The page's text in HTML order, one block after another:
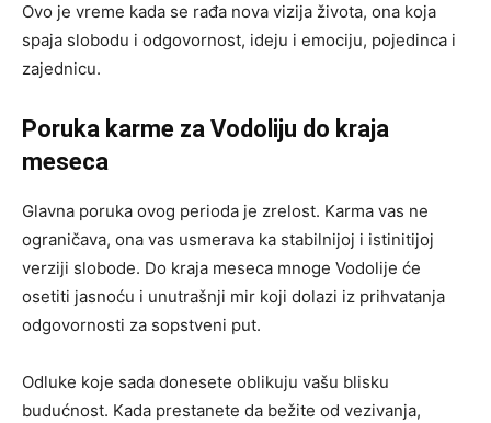
Ovo je vreme kada se rađa nova vizija života, ona koja
spaja slobodu i odgovornost, ideju i emociju, pojedinca i
zajednicu.
Poruka karme za Vodoliju do kraja
meseca
Glavna poruka ovog perioda je zrelost. Karma vas ne
ograničava, ona vas usmerava ka stabilnijoj i istinitijoj
verziji slobode. Do kraja meseca mnoge Vodolije će
osetiti jasnoću i unutrašnji mir koji dolazi iz prihvatanja
odgovornosti za sopstveni put.
Odluke koje sada donesete oblikuju vašu blisku
budućnost. Kada prestanete da bežite od vezivanja,